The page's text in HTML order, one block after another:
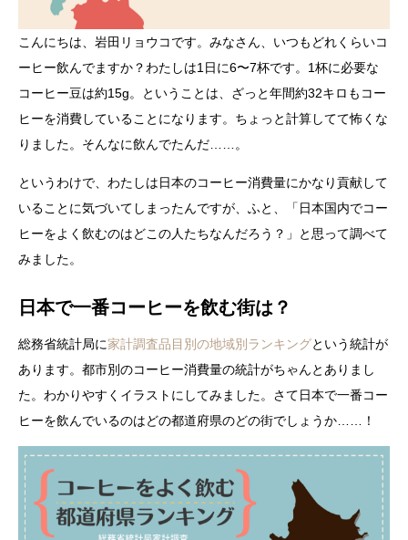
こんにちは、岩田リョウコです。みなさん、いつもどれくらいコ
ーヒー飲んでますか？わたしは1日に6〜7杯です。1杯に必要な
コーヒー豆は約15g。ということは、ざっと年間約32キロもコー
ヒーを消費していることになります。ちょっと計算してて怖くな
りました。そんなに飲んでたんだ……。
というわけで、わたしは日本のコーヒー消費量にかなり貢献して
いることに気づいてしまったんですが、ふと、「日本国内でコー
ヒーをよく飲むのはどこの人たちなんだろう？」と思って調べて
みました。
日本で一番コーヒーを飲む街は？
総務省統計局に家計調査品目別の地域別ランキングという統計が
あります。都市別のコーヒー消費量の統計がちゃんとありまし
た。わかりやすくイラストにしてみました。さて日本で一番コー
ヒーを飲んでいるのはどの都道府県のどの街でしょうか……！